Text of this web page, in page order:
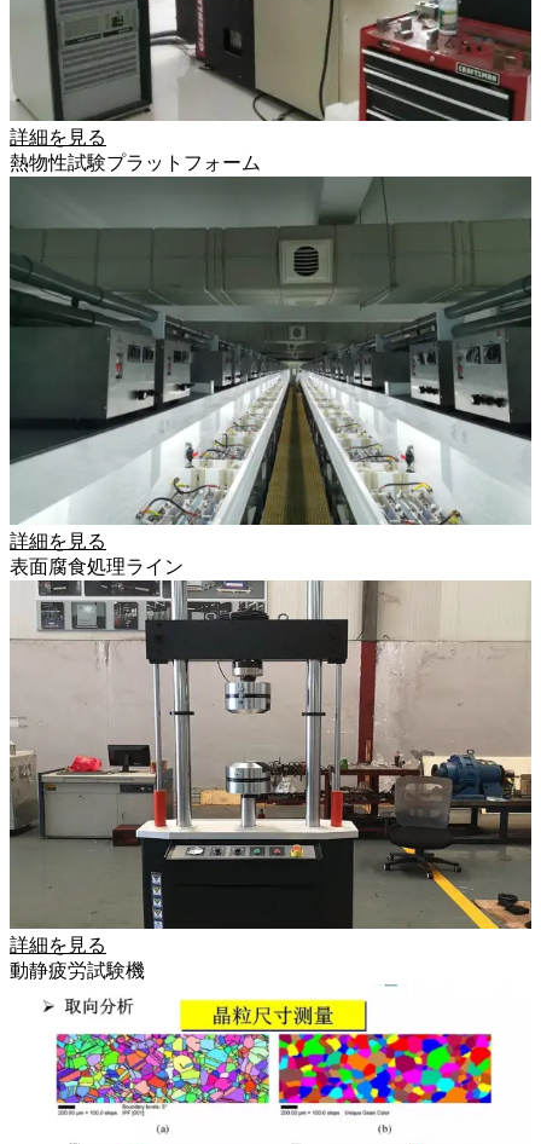
詳細を見る
熱物性試験プラットフォーム
詳細を見る
表面腐食処理ライン
詳細を見る
動静疲労試験機